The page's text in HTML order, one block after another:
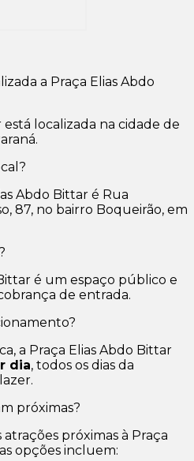
a Praça Elias Abdo
localizada na cidade de
Abdo Bittar é Rua
87, no bairro Boqueirão, em
é um espaço público e
de entrada.
a Praça Elias Abdo Bittar
dia, todos os dias da
próximas?
próximas à Praça
opções incluem: